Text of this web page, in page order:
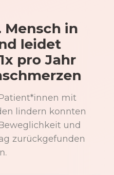
Mensch in
leidet
pro Jahr
mit
lindern konnten
und
zurückgefunden